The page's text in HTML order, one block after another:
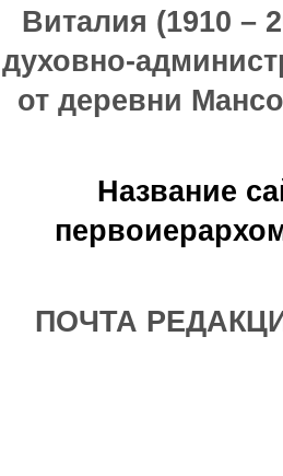
Виталия (1910 –
духовно-
от деревни
Название
ПОЧТА